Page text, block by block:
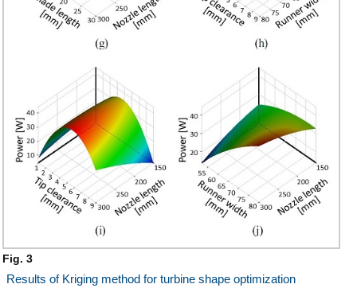
Fig. 3
Results of Kriging method for turbine shape optimization